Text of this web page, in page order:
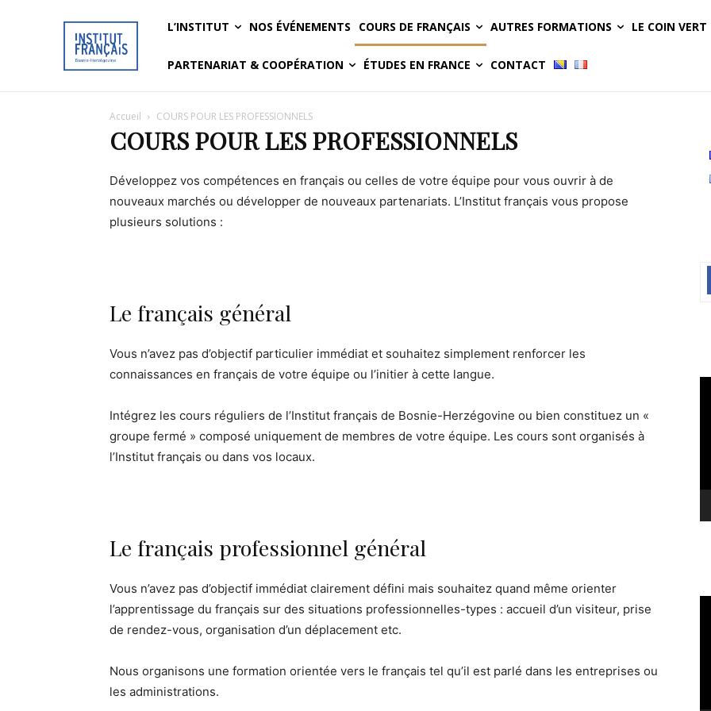
L’INSTITUT NOS ÉVÉNEMENTS COURS DE FRANÇAIS AUTRES FORMATIONS LE COIN VERT
PARTENARIAT & COOPÉRATION ÉTUDES EN FRANCE CONTACT
Accueil COURS POUR LES PROFESSIONNELS
COURS POUR LES PROFESSIONNELS
Développez vos compétences en français ou celles de votre équipe pour vous ouvrir à de
nouveaux marchés ou développer de nouveaux partenariats. L’Institut français vous propose
plusieurs solutions :
Le français général
Vous n’avez pas d’objectif particulier immédiat et souhaitez simplement renforcer les
connaissances en français de votre équipe ou l’initier à cette langue.
Intégrez les cours réguliers de l’Institut français de Bosnie-Herzégovine ou bien constituez un «
groupe fermé » composé uniquement de membres de votre équipe. Les cours sont organisés à
l’Institut français ou dans vos locaux.
Le français professionnel général
Vous n’avez pas d’objectif immédiat clairement défini mais souhaitez quand même orienter
l’apprentissage du français sur des situations professionnelles-types : accueil d’un visiteur, prise
de rendez-vous, organisation d’un déplacement etc.
Nous organisons une formation orientée vers le français tel qu’il est parlé dans les entreprises ou
les administrations.